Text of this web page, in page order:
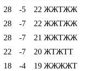
28 -5 22 ЖЖТЖЖ
28 -7 22 ЖЖТЖЖ
28 -7 21 ЖЖТЖЖ
22 -7 20 ЖТЖТТ
18 -4 19 ЖЖЖЖТ